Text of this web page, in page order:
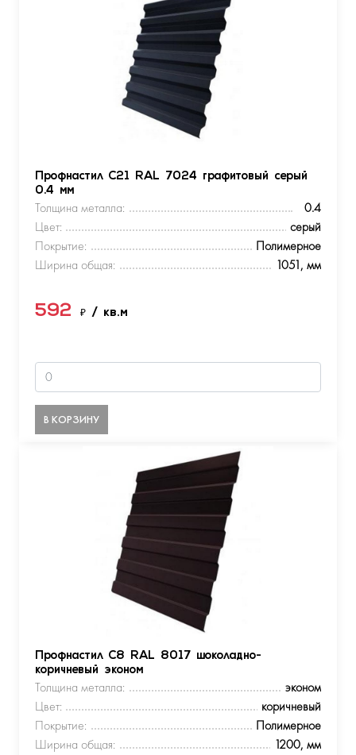
Профнастил С21 RAL 7024 графитовый серый
0.4 мм
Толщина металла:
0.4
Цвет:
серый
Покрытие:
Полимерное
Ширина общая:
1051, мм
592 ₽ / кв.м
В КОРЗИНУ
Профнастил С8 RAL 8017 шоколадно-
коричневый эконом
Толщина металла:
эконом
Цвет:
коричневый
Покрытие:
Полимерное
Ширина общая:
1200, мм